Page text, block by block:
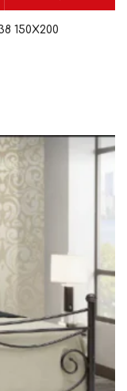
150X200